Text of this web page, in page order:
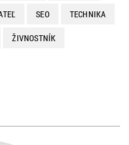
SEO TECHNIKA
ŽIVNOSTNÍK